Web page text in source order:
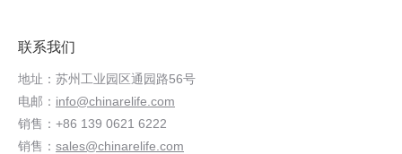
联系我们
地址：苏州工业园区通园路56号
电邮： info@chinarelife.com
销售：+86 139 0621 6222
销售： sales@chinarelife.com